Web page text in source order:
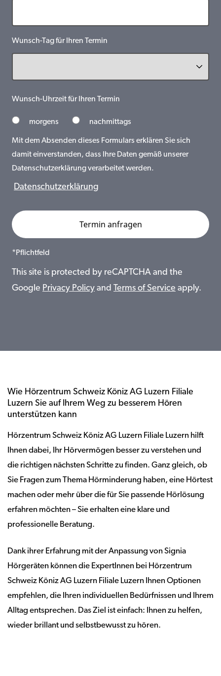
Wunsch-Tag für Ihren Termin
Wunsch-Uhrzeit für Ihren Termin
morgens nachmittags
Mit dem Absenden dieses Formulars erklären Sie sich
damit einverstanden, dass Ihre Daten gemäß unserer
Datenschutzerklärung verarbeitet werden.
Datenschutzerklärung
*Pflichtfeld
This site is protected by reCAPTCHA and the
Google Privacy Policy and Terms of Service apply.
Wie Hörzentrum Schweiz Köniz AG Luzern Filiale
Luzern Sie auf Ihrem Weg zu besserem Hören
unterstützen kann
Hörzentrum Schweiz Köniz AG Luzern Filiale Luzern hilft
Ihnen dabei, Ihr Hörvermögen besser zu verstehen und
die richtigen nächsten Schritte zu finden. Ganz gleich, ob
Sie Fragen zum Thema Hörminderung haben, eine Hörtest
machen oder mehr über die für Sie passende Hörlösung
erfahren möchten – Sie erhalten eine klare und
professionelle Beratung.
Dank ihrer Erfahrung mit der Anpassung von Signia
Hörgeräten können die ExpertInnen bei Hörzentrum
Schweiz Köniz AG Luzern Filiale Luzern Ihnen Optionen
empfehlen, die Ihren individuellen Bedürfnissen und Ihrem
Alltag entsprechen. Das Ziel ist einfach: Ihnen zu helfen,
wieder brillant und selbstbewusst zu hören.